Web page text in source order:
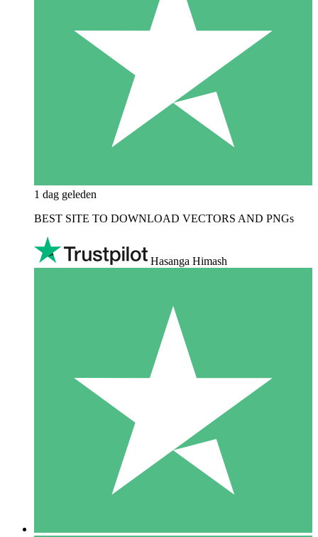
1 dag geleden
BEST SITE TO DOWNLOAD VECTORS AND PNGs
Hasanga Himash